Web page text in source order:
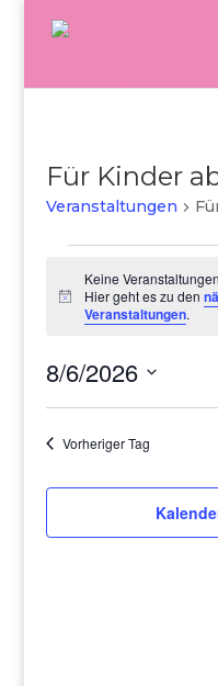
Für Kinder
Veranstaltungen
August
Hinweis
Keine
Hier geht es zu den
Veranstaltungen.
8/6/2026
Vorheriger Tag